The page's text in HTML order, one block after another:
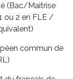
(Bac/Maitrise
ou 2 en FLE /
commun de